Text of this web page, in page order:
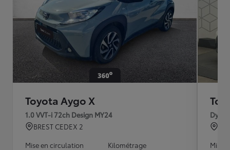
Toyota Aygo X
1.0 VVT-i 72ch Design MY24
BREST CEDEX 2
Mise en circulation
Kilométrage
Mise